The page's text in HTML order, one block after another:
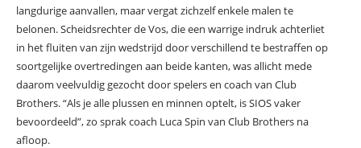
langdurige aanvallen, maar vergat zichzelf enkele malen te
belonen. Scheidsrechter de Vos, die een warrige indruk achterliet
in het fluiten van zijn wedstrijd door verschillend te bestraffen op
soortgelijke overtredingen aan beide kanten, was allicht mede
daarom veelvuldig gezocht door spelers en coach van Club
Brothers. “Als je alle plussen en minnen optelt, is SIOS vaker
bevoordeeld”, zo sprak coach Luca Spin van Club Brothers na
afloop.